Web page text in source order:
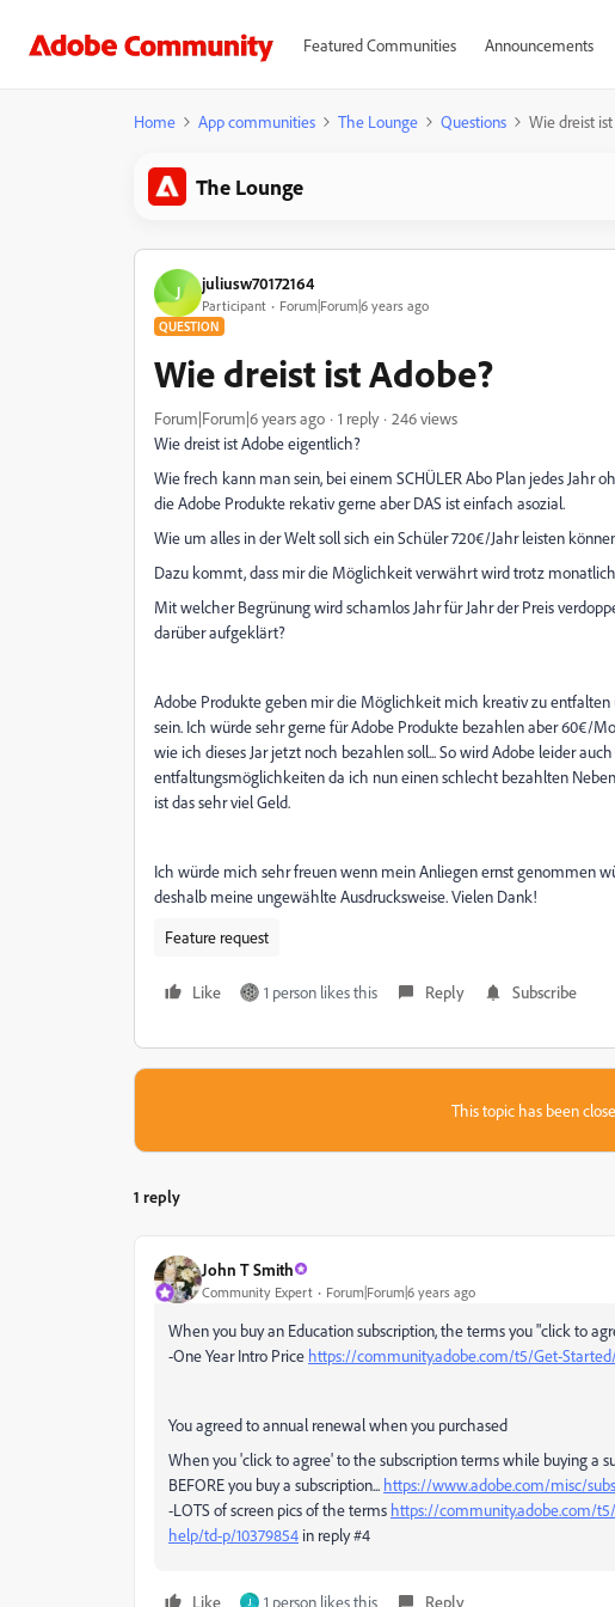
Featured Communities Announcements
Home App communities The Lounge Questions Wie dreist
The Lounge
J juliusw70172164
Participant Forum|Forum|6 years ago
QUESTION
Wie dreist ist Adobe?
Forum|Forum|6 years ago 1 reply
246 views
Wie dreist ist Adobe eigentlich?
Wie frech kann man sein, bei einem SCHÜLER Abo Plan jedes Jahr
die Adobe Produkte rekativ gerne aber DAS ist einfach asozial.
Wie um alles in der Welt soll sich ein Schüler 720€/Jahr leisten
Dazu kommt, dass mir die Möglichkeit verwährt wird trotz
Mit welcher Begrünung wird schamlos Jahr für Jahr der Preis
darüber aufgeklärt?
Adobe Produkte geben mir die Möglichkeit mich kreativ zu
sein. Ich würde sehr gerne für Adobe Produkte bezahlen aber 60€/
wie ich dieses Jar jetzt noch bezahlen soll... So wird Adobe leider
entfaltungsmöglichkeiten da ich nun einen schlecht bezahlten
ist das sehr viel Geld.
Ich würde mich sehr freuen wenn mein Anliegen ernst genommen
deshalb meine ungewählte Ausdrucksweise. Vielen Dank!
Feature request
Like 1 person likes this Reply Subscribe
This topic has been
1 reply
John T Smith
Community Expert Forum|Forum|6 years ago
When you buy an Education subscription, the terms you "click to
-One Year Intro Price https://community.adobe.com/t5/Get-
You agreed to annual renewal when you purchased
When you 'click to agree' to the subscription terms while buying a
BEFORE you buy a subscription... https://www.adobe.com/misc/
-LOTS of screen pics of the terms https://community.adobe.com/
help/td-p/10379854 in reply #4
Like J 1 person likes this Reply